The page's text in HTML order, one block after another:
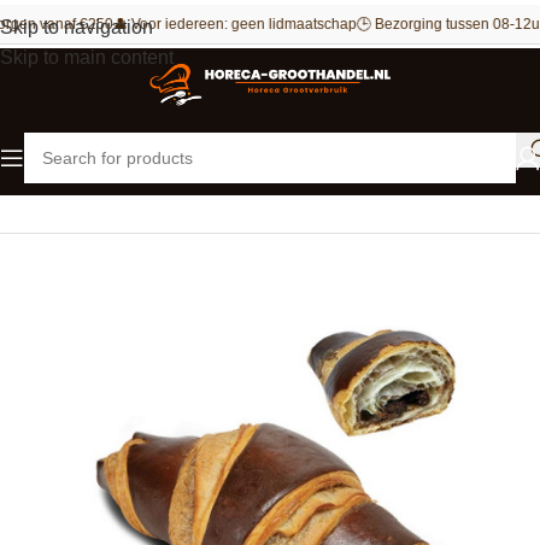
Skip to navigation
Skip to main content
vanaf €250👤 Voor iedereen: geen lidmaatschap🕒 Bezorging tussen 08-12u
Home Bakkerij Croissants